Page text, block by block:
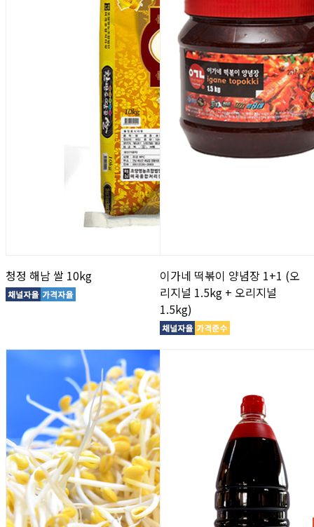
청정 해남 쌀 10kg
이가네 떡볶이 양념장 1+1 (오
리지널 1.5kg + 오리지널
1.5kg)